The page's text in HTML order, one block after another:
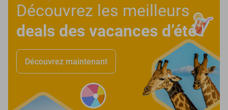
Découvrez les meilleurs
deals des vacances d’été!
Découvrez maintenant